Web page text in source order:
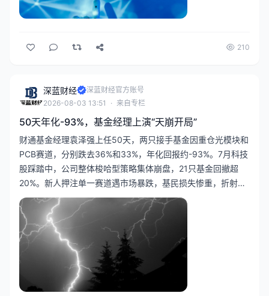
210
深蓝财经
深蓝财经官方账号
2026-08-03 13:51
· 来自专栏
50天年化-93%，基金经理上演“天崩开局”
财通基金经理袁泽强上任50天，两只接手基金因重仓光模块和
PCB赛道，分别跌去36%和33%，年化回报约-93%。7月科技
股踩踏中，公司整体梭哈型策略集体崩盘，21只基金回撤超
20%。新人押注单一赛道遇市场暴跌，基民损失惨重，折射出
赛道型基金的巨大风险。